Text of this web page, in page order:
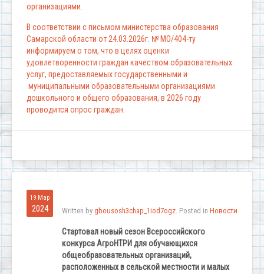
организациями.
В соответствии с письмом министерства образования
Самарской области от 24.03.2026г. № МО/404-ту
информируем о том, что в целях оценки
удовлетворенности граждан качеством образовательных
услуг, предоставляемых государственными и
муниципальными образовательными организациями
дошкольного и общего образования, в 2026 году
проводится опрос граждан.
19 Мар
2024 Written by gbousosh3chap_1iod7ogz. Posted in Новости
Стартовал новый сезон Всероссийского
конкурса АгроНТРИ для обучающихся
общеобразовательных организаций,
расположенных в сельской местности и малых